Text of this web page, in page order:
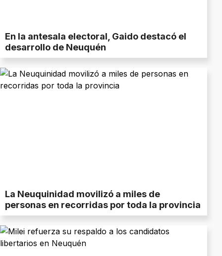
En la antesala electoral, Gaido destacó el
desarrollo de Neuquén
La Neuquinidad movilizó a miles de
personas en recorridas por toda la provincia